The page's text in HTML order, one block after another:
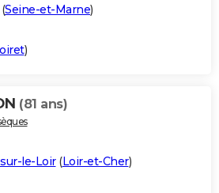
(Seine-et-Marne)
)
(81 ans)
le-Loir(Loir-et-Cher)